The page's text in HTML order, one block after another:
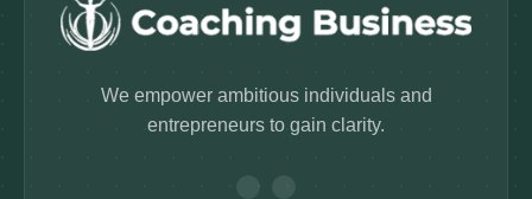
We empower ambitious individuals and
entrepreneurs to gain clarity.